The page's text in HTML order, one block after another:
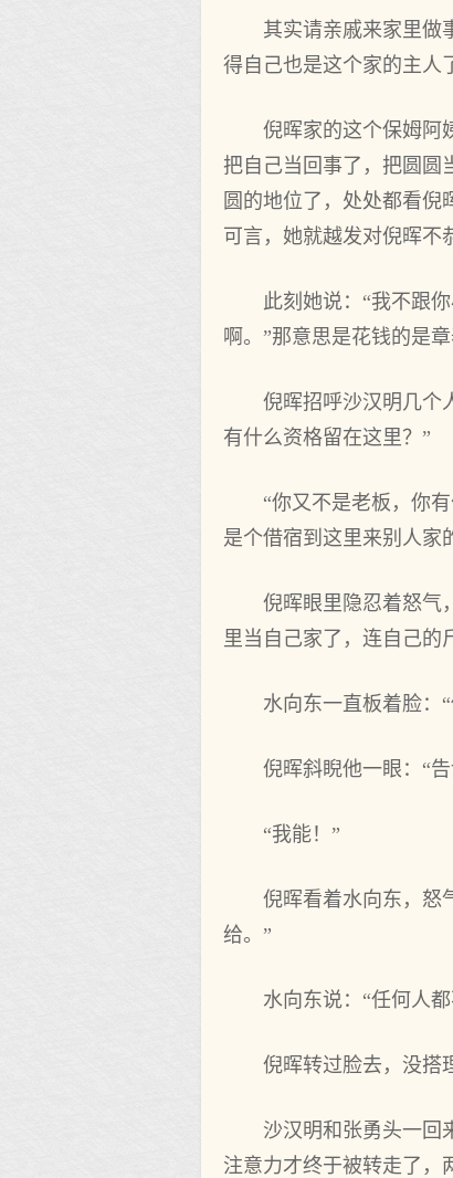
其实请亲戚来家里做
得自己也是这个家的主人
倪晖家的这个保姆阿
把自己当回事了，把圆圆
圆的地位了，处处都看
可言，她就越发对倪晖不
此刻她说：“我不跟
啊。”那意思是花钱的是
倪晖招呼沙汉明几个
有什么资格留在这里？”
“你又不是老板，你
是个借宿到这里来别人家
倪晖眼里隐忍着怒气
里当自己家了，连自己的
水向东一直板着脸：
倪晖斜睨他一眼：“
“我能！”
倪晖看着水向东，怒
给。”
水向东说：“任何人
倪晖转过脸去，没搭
沙汉明和张勇头一回
注意力才终于被转走了，